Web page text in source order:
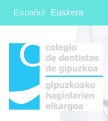
Español Euskera